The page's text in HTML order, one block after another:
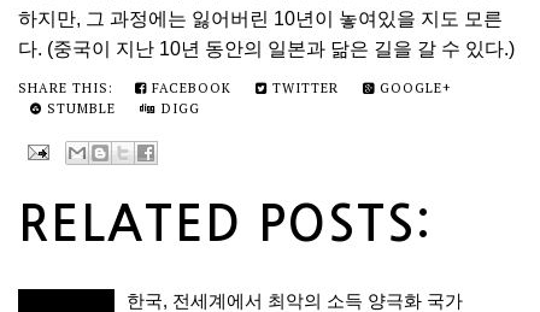
하지만, 그 과정에는 잃어버린 10년이 놓여있을 지도 모른
다. (중국이 지난 10년 동안의 일본과 닮은 길을 갈 수 있다.)
SHARE THIS: FACEBOOK TWITTER
GOOGLE+
STUMBLE
DIGG
RELATED POSTS:
한국, 전세계에서 최악의 소득 양극화 국가